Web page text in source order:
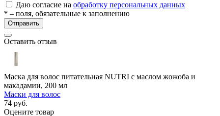
Даю согласие на обработку персональных данных
* – поля, обязательные к заполнению
Отправить
Оставить отзыв
Маска для волос питательная NUTRI с маслом жожоба и
макадамии, 200 мл
Маски для волос
74 руб.
Оцените товар